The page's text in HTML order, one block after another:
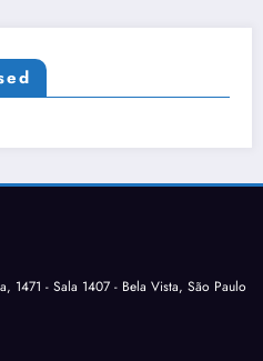
1471 - Sala 1407 - Bela Vista, São Paulo